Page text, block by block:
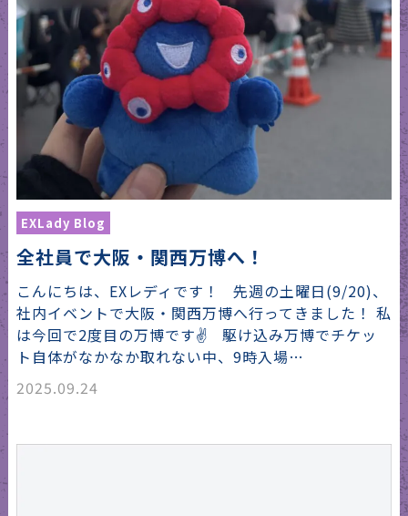
EXLady Blog
全社員で大阪・関西万博へ！
こんにちは、EXレディです！ 先週の土曜日(9/20)、
社内イベントで大阪・関西万博へ行ってきました！ 私
は今回で2度目の万博です✌️ 駆け込み万博でチケッ
ト自体がなかなか取れない中、9時入場…
2025.09.24